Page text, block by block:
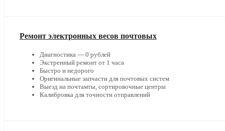
Ремонт электронных весов почтовых
Диагностика — 0 рублей
Экстренный ремонт от 1 часа
Быстро и недорого
Оригинальные запчасти для почтовых систем
Выезд на почтамты, сортировочные центры
Калибровка для точности отправлений